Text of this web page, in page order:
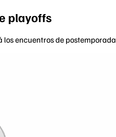
playoffs
encuentros de postemporada